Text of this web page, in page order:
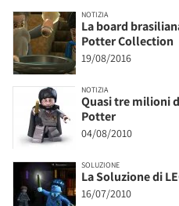
NOTIZIA
La board
Potter Collection
19/08/2016
NOTIZIA
Quasi tre milioni
Potter
04/08/2010
SOLUZIONE
La Soluzione di
16/07/2010